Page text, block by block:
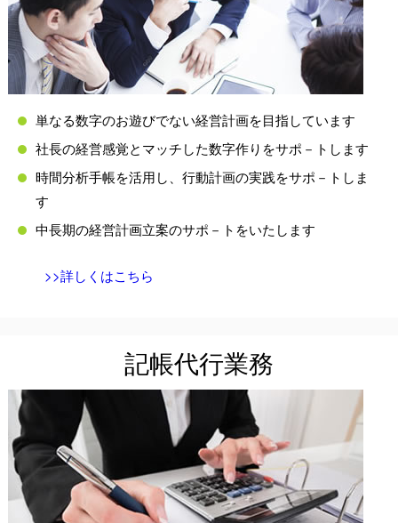
単なる数字のお遊びでない経営計画を目指しています
社長の経営感覚とマッチした数字作りをサポ－トします
時間分析手帳を活用し、行動計画の実践をサポ－トしま
す
中長期の経営計画立案のサポ－トをいたします
>>詳しくはこちら
記帳代行業務